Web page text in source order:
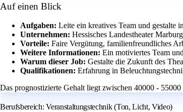
Auf einen Blick
Aufgaben: Leite ein kreatives Team und gestalte
Unternehmen: Hessisches Landestheater
Vorteile: Faire Vergütung, familienfreundliches
Weitere Informationen: Ein motiviertes Team
Warum dieser Job: Gestalte die Zukunft des
Qualifikationen: Erfahrung in
Das prognostizierte Gehalt liegt zwischen 40000 - 55000
Berufsbereich: Veranstaltungstechnik (Ton, Licht, Video)